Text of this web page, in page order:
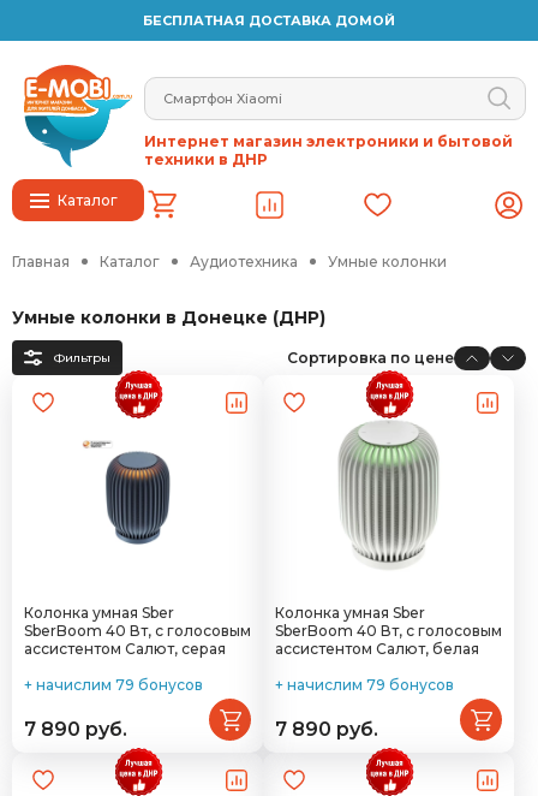
БЕСПЛАТНАЯ ДОСТАВКА ДОМОЙ
Каталог
Интернет магазин электроники и бытовой
техники в ДНР
Главная Каталог Аудиотехника Умные колонки
Умные колонки в Донецке (ДНР)
Фильтры Сортировка по цене
Колонка умная Sber
SberBoom 40 Вт, с голосовым
ассистентом Салют, серая
+ начислим 79 бонусов
7 890 руб.
Колонка умная Sber
SberBoom 40 Вт, с голосовым
ассистентом Салют, белая
+ начислим 79 бонусов
7 890 руб.